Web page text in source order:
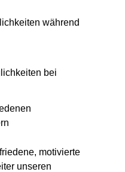
während
bei
motivierte
unseren